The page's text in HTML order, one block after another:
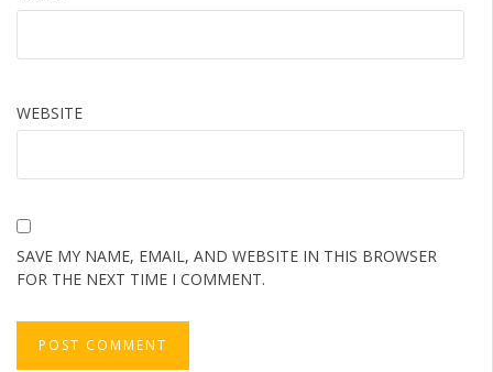
WEBSITE
SAVE MY NAME, EMAIL, AND WEBSITE IN THIS BROWSER
FOR THE NEXT TIME I COMMENT.